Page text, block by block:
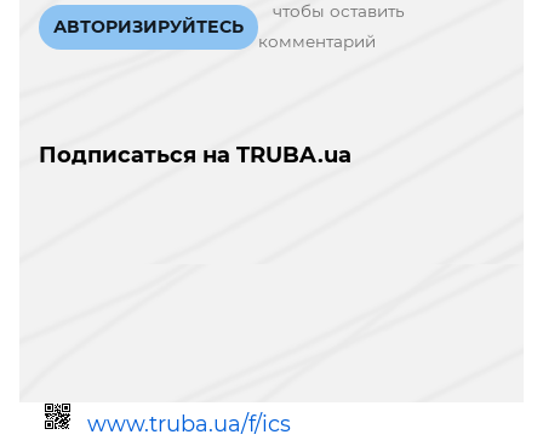
АВТОРИЗИРУЙТЕСЬ
чтобы оставить
комментарий
Подписаться на TRUBA.ua
www.truba.ua/f/ics